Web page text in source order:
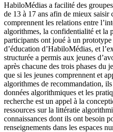
HabiloMédias a facilité des
de 13 à 17 ans afin de mieux saisir
comprennent les relations entre
algorithmes, la confidentialité et la
participants ont joué à un
d’éducation d’HabiloMédias, et
structurée a permis aux jeunes
après chacune des trois phases du
que si les jeunes comprennent et
algorithmes de recommandation,
données algorithmiques et les
recherche est un appel à la
ressources sur la littératie
connaissances dont ils ont besoin
renseignements dans les espaces